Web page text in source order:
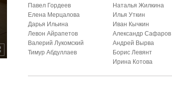
Павел Гордеев
Елена Мерцалова
Дарья Ильина
Левон Айрапетов
Валерий Лукомский
Тимур Абдуллаев
Наталья Жилкина
Илья Уткин
Иван Кычкин
Александр Сафаров
Андрей Вырва
Борис Левянт
Ирина Котова